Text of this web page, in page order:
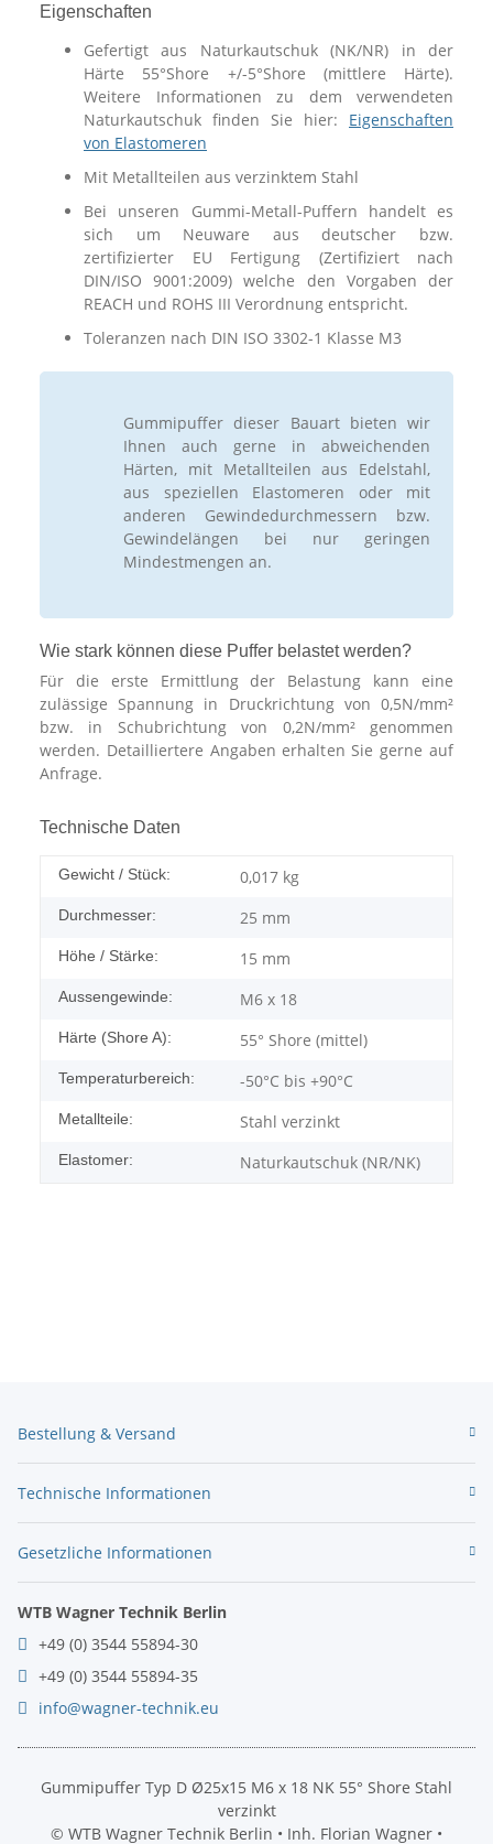
Eigenschaften
Gefertigt aus Naturkautschuk (NK/NR) in der
Härte 55°Shore +/-5°Shore (mittlere Härte).
Weitere Informationen zu dem verwendeten
Naturkautschuk finden Sie hier: Eigenschaften
von Elastomeren
Mit Metallteilen aus verzinktem Stahl
Bei unseren Gummi-Metall-Puffern handelt es
sich um Neuware aus deutscher bzw.
zertifizierter EU Fertigung (Zertifiziert nach
DIN/ISO 9001:2009) welche den Vorgaben der
REACH und ROHS III Verordnung entspricht.
Toleranzen nach DIN ISO 3302-1 Klasse M3
Gummipuffer dieser Bauart bieten wir
Ihnen auch gerne in abweichenden
Härten, mit Metallteilen aus Edelstahl,
aus speziellen Elastomeren oder mit
anderen Gewindedurchmessern bzw.
Gewindelängen bei nur geringen
Mindestmengen an.
Wie stark können diese Puffer belastet werden?
Für die erste Ermittlung der Belastung kann eine
zulässige Spannung in Druckrichtung von 0,5N/mm²
bzw. in Schubrichtung von 0,2N/mm² genommen
werden. Detailliertere Angaben erhalten Sie gerne auf
Anfrage.
Technische Daten
Gewicht / Stück: 0,017 kg
Durchmesser: 25 mm
Höhe / Stärke: 15 mm
Aussengewinde: M6 x 18
Härte (Shore A): 55° Shore (mittel)
Temperaturbereich: -50°C bis +90°C
Metallteile: Stahl verzinkt
Elastomer: Naturkautschuk (NR/NK)
Bestellung & Versand
Technische Informationen
Gesetzliche Informationen
WTB Wagner Technik Berlin
+49 (0) 3544 55894-30
+49 (0) 3544 55894-35
info@wagner-technik.eu
Gummipuffer Typ D Ø25x15 M6 x 18 NK 55° Shore Stahl
verzinkt
© WTB Wagner Technik Berlin • Inh. Florian Wagner •